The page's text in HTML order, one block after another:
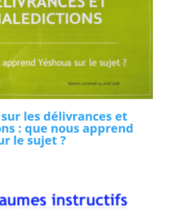
les délivrances et
: que nous apprend
le sujet ?